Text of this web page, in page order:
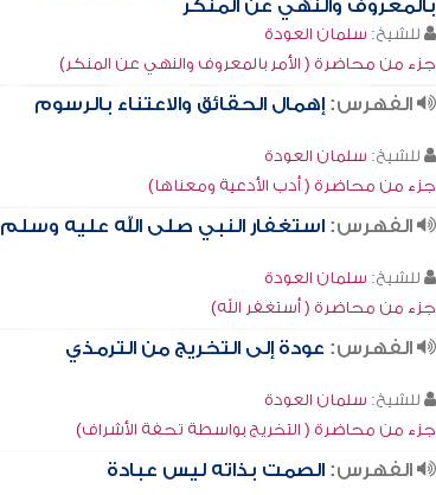
بالمعروف والنهي عن المنكر
للشيخ: سلمان العودة
جزء من محاضرة ( الأمر بالمعروف والنهي عن المنكر)
الفهرس: إهمال الحقائق والاعتناء بالرسوم
للشيخ: سلمان العودة
جزء من محاضرة ( أدب الأدعية ومعناها)
الفهرس: استغفار النبي صلى الله عليه وسلم
للشيخ: سلمان العودة
جزء من محاضرة ( أستغفر الله)
الفهرس: عودة إلى التخريج من الترمذي
للشيخ: سلمان العودة
جزء من محاضرة ( التخريج بواسطة تحفة الأشراف)
الفهرس: الصمت بذاته ليس عبادة